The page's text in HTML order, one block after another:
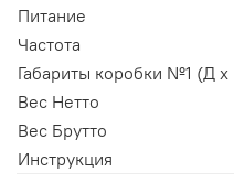
Питание
Частота
Габариты коробки №1 (Д
Вес Нетто
Вес Брутто
Инструкция